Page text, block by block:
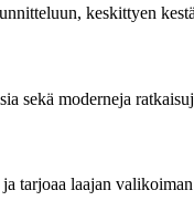
keskittyen
sekä moderneja
tarjoaa laajan